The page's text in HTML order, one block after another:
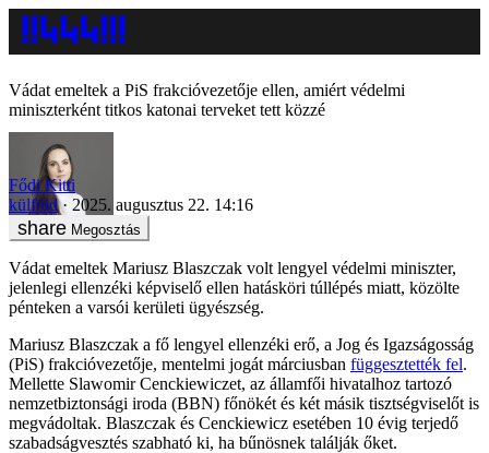
Vádat emeltek a PiS frakcióvezetője ellen, amiért védelmi
miniszterként titkos katonai terveket tett közzé
Fődi Kitti
külföld
2025. augusztus 22. 14:16
Megosztás
Vádat emeltek Mariusz Blaszczak volt lengyel védelmi miniszter,
jelenlegi ellenzéki képviselő ellen hatásköri túllépés miatt, közölte
pénteken a varsói kerületi ügyészség.
Mariusz Blaszczak a fő lengyel ellenzéki erő, a Jog és Igazságosság
(PiS) frakcióvezetője, mentelmi jogát márciusban függesztették fel.
Mellette Slawomir Cenckiewiczet, az államfői hivatalhoz tartozó
nemzetbiztonsági iroda (BBN) főnökét és két másik tisztségviselőt is
megvádoltak. Blaszczak és Cenckiewicz esetében 10 évig terjedő
szabadságvesztés szabható ki, ha bűnösnek találják őket.